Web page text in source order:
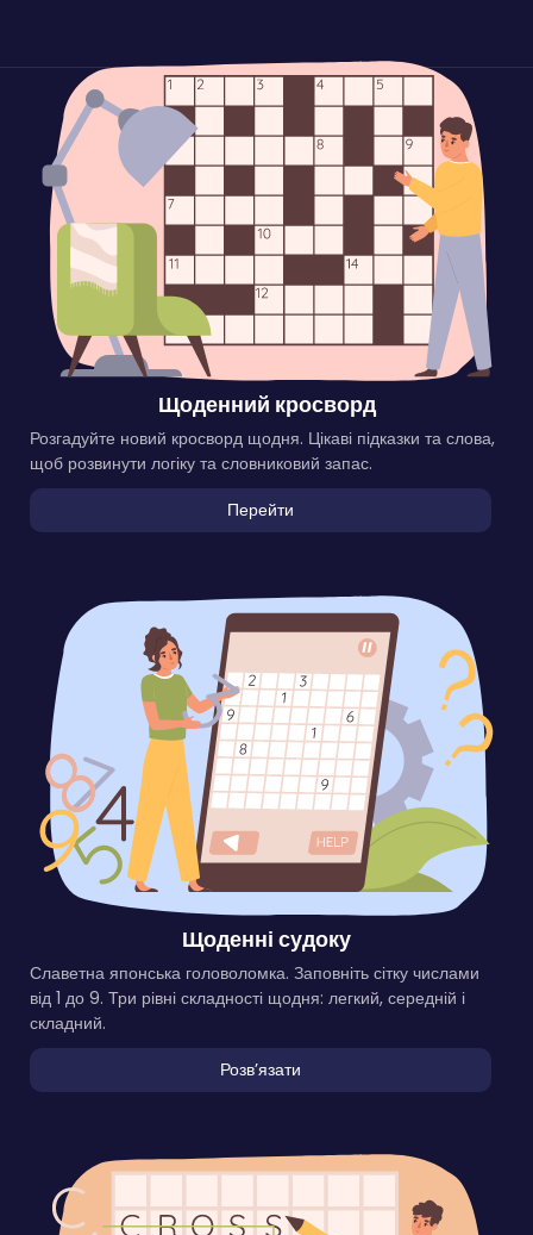
Щоденний кросворд
Розгадуйте новий кросворд щодня. Цікаві підказки та слова,
щоб розвинути логіку та словниковий запас.
Перейти
Щоденні судоку
Славетна японська головоломка. Заповніть сітку числами
від 1 до 9. Три рівні складності щодня: легкий, середній і
складний.
Розвʼязати